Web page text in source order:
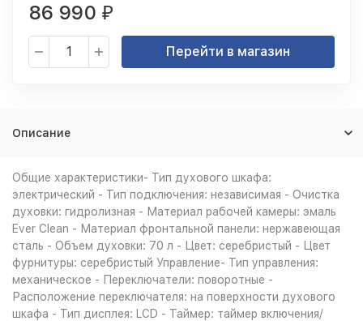
86 990 ₽
Перейти в магазин
Описание
Общие характеристики- Тип духового шкафа:
электрический - Тип подключения: независимая - Очистка
духовки: гидролизная - Материал рабочей камеры: эмаль
Ever Clean - Материал фронтальной панели: нержавеющая
сталь - Объем духовки: 70 л - Цвет: серебристый - Цвет
фурнитуры: серебристый Управление- Тип управления:
механическое - Переключатели: поворотные -
Расположение переключателя: на поверхности духового
шкафа - Тип дисплея: LCD - Таймер: таймер включения/